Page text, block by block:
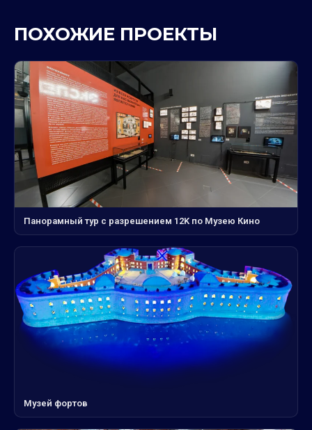
ПОХОЖИЕ ПРОЕКТЫ
Панорамный тур с разрешением 12K по Музею Кино
Музей фортов